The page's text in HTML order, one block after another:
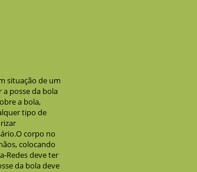
situação de um
posse da bola
a bola,
tipo de
corpo no
colocando
Redes deve ter
da bola deve